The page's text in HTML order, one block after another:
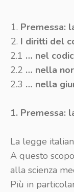
Premessa:
I diritti del
2.1 … nel
2.2 … nella
2.3 … nella
1. Premessa:
La legge
A questo
alla scienza
Più in